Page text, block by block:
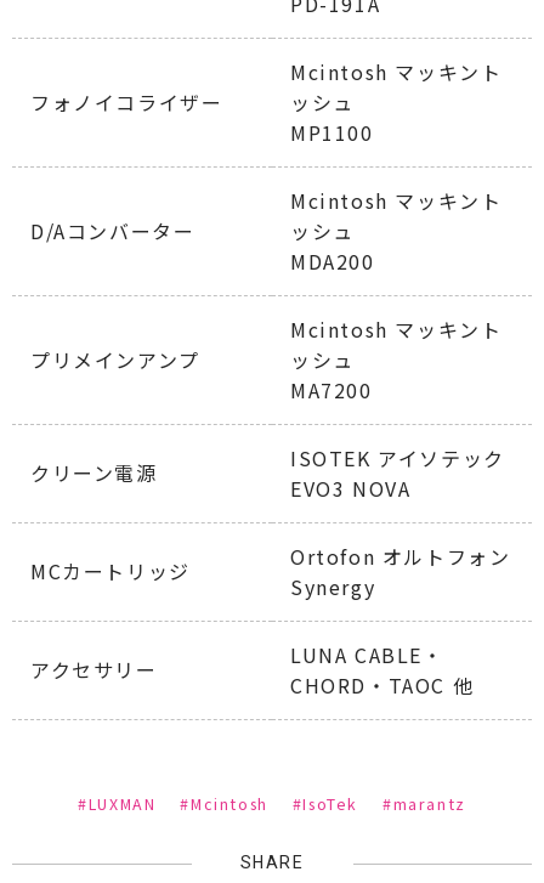
フォノイコライザー
Mcintosh マッキント
ッシュ
MP1100
D/Aコンバーター
Mcintosh マッキント
ッシュ
MDA200
プリメインアンプ
Mcintosh マッキント
ッシュ
MA7200
クリーン電源
ISOTEK アイソテック
EVO3 NOVA
MCカートリッジ
Ortofon オルトフォン
Synergy
アクセサリー
LUNA CABLE・
CHORD・TAOC 他
#LUXMAN #Mcintosh #IsoTek #marantz
SHARE